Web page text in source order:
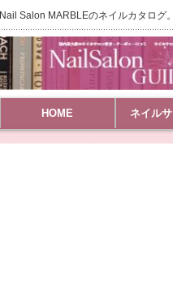
Nail Salon MARBLEのネイルカタログ
HOME ネイル